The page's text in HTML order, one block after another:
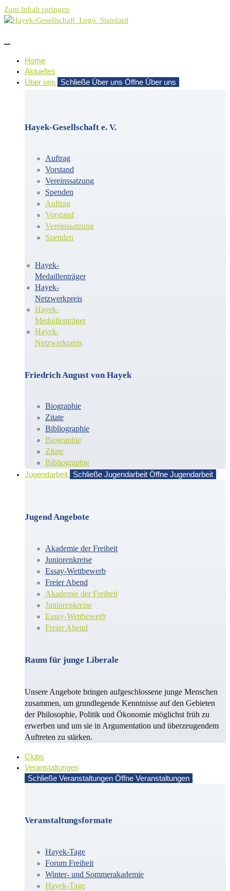
Zum Inhalt springen
Home
Aktuelles
Über uns
Schließe Über uns Öffne Über uns
Hayek-Gesellschaft e. V.
Auftrag
Vorstand
Vereinssatzung
Spenden
Auftrag
Vorstand
Vereinssatzung
Spenden
Hayek-
Medaillenträger
Hayek-
Netzwerkpreis
Hayek-
Medaillenträger
Hayek-
Netzwerkpreis
Friedrich August von Hayek
Biographie
Zitate
Bibliographie
Biographie
Zitate
Bibliographie
Jugendarbeit
Schließe Jugendarbeit Öffne Jugendarbeit
Jugend Angebote
Akademie der Freiheit
Juniorenkreise
Essay-Wettbewerb
Freier Abend
Akademie der Freiheit
Juniorenkreise
Essay-Wettbewerb
Freier Abend
Raum für junge Liberale
Unsere Angebote bringen aufgeschlossene junge Menschen
zusammen, um grundlegende Kenntnisse auf den Gebieten
der Philosophie, Politik und Öko­no­mie möglichst früh zu
erwerben und um sie in Argu­men­ta­tion und überzeugendem
Auf­treten zu stärken.
Clubs
Veranstaltungen
Schließe Veranstaltungen Öffne Veranstaltungen
Veranstaltungsformate
Hayek-Tage
Forum Freiheit
Winter- und Sommerakademie
Hayek-Tage